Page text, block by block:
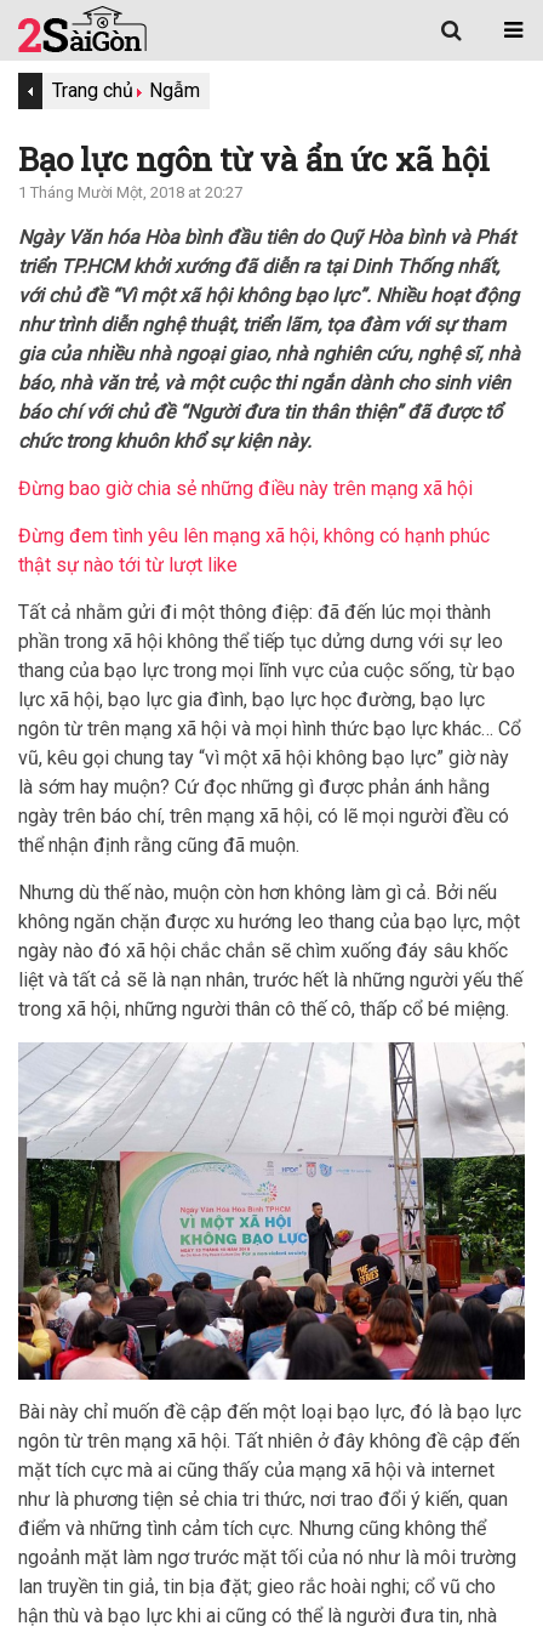
Trang chủ Ngẫm
Bạo lực ngôn từ và ẩn ức xã hội
1 Tháng Mười Một, 2018 at 20:27
Ngày Văn hóa Hòa bình đầu tiên do Quỹ Hòa bình và Phát
triển TP.HCM khởi xướng đã diễn ra tại Dinh Thống nhất,
với chủ đề “Vì một xã hội không bạo lực”. Nhiều hoạt động
như trình diễn nghệ thuật, triển lãm, tọa đàm với sự tham
gia của nhiều nhà ngoại giao, nhà nghiên cứu, nghệ sĩ, nhà
báo, nhà văn trẻ, và một cuộc thi ngắn dành cho sinh viên
báo chí với chủ đề “Người đưa tin thân thiện” đã được tổ
chức trong khuôn khổ sự kiện này.
Đừng bao giờ chia sẻ những điều này trên mạng xã hội
Đừng đem tình yêu lên mạng xã hội, không có hạnh phúc
thật sự nào tới từ lượt like
Tất cả nhằm gửi đi một thông điệp: đã đến lúc mọi thành
phần trong xã hội không thể tiếp tục dửng dưng với sự leo
thang của bạo lực trong mọi lĩnh vực của cuộc sống, từ bạo
lực xã hội, bạo lực gia đình, bạo lực học đường, bạo lực
ngôn từ trên mạng xã hội và mọi hình thức bạo lực khác… Cổ
vũ, kêu gọi chung tay “vì một xã hội không bạo lực” giờ này
là sớm hay muộn? Cứ đọc những gì được phản ánh hằng
ngày trên báo chí, trên mạng xã hội, có lẽ mọi người đều có
thể nhận định rằng cũng đã muộn.
Nhưng dù thế nào, muộn còn hơn không làm gì cả. Bởi nếu
không ngăn chặn được xu hướng leo thang của bạo lực, một
ngày nào đó xã hội chắc chắn sẽ chìm xuống đáy sâu khốc
liệt và tất cả sẽ là nạn nhân, trước hết là những người yếu thế
trong xã hội, những người thân cô thế cô, thấp cổ bé miệng.
Bài này chỉ muốn đề cập đến một loại bạo lực, đó là bạo lực
ngôn từ trên mạng xã hội. Tất nhiên ở đây không đề cập đến
mặt tích cực mà ai cũng thấy của mạng xã hội và internet
như là phương tiện sẻ chia tri thức, nơi trao đổi ý kiến, quan
điểm và những tình cảm tích cực. Nhưng cũng không thể
ngoảnh mặt làm ngơ trước mặt tối của nó như là môi trường
lan truyền tin giả, tin bịa đặt; gieo rắc hoài nghi; cổ vũ cho
hận thù và bạo lực khi ai cũng có thể là người đưa tin, nhà